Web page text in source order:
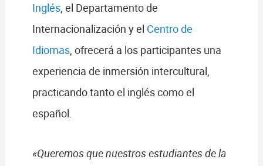
Inglés, el Departamento de
Internacionalización y el Centro de
Idiomas, ofrecerá a los participantes una
experiencia de inmersión intercultural,
practicando tanto el inglés como el
español.
«Queremos que nuestros estudiantes de la